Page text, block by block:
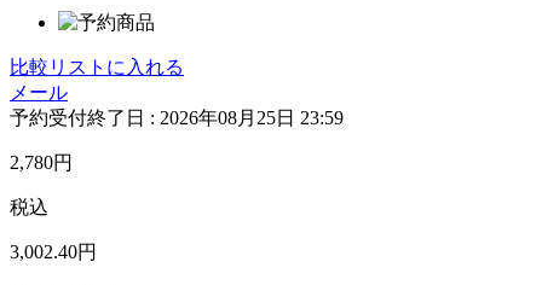
比較リストに入れる
メール
予約受付終了日 : 2026年08月25日 23:59
2,780円
税込
3,002.40円